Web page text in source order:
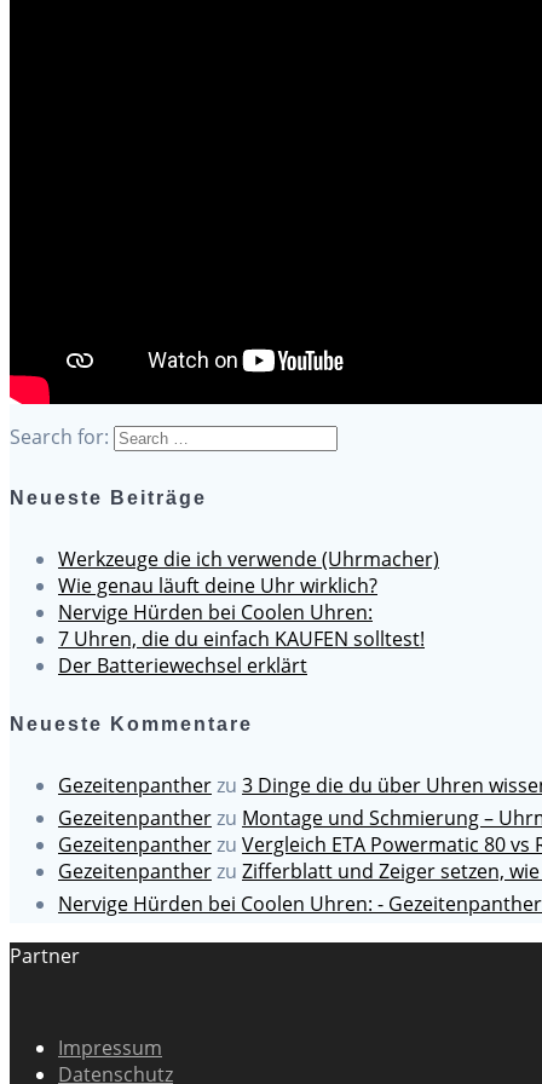
Search for:
Neueste Beiträge
Werkzeuge die ich verwende (Uhrmacher)
Wie genau läuft deine Uhr wirklich?
Nervige Hürden bei Coolen Uhren:
7 Uhren, die du einfach KAUFEN solltest!
Der Batteriewechsel erklärt
Neueste Kommentare
Gezeitenpantherzu 3 Dinge die du über Uhren
Gezeitenpantherzu Montage und Schmierung –
Gezeitenpantherzu Vergleich ETA Powermatic 80 vs
Gezeitenpantherzu Zifferblatt und Zeiger setzen, wie
Nervige Hürden bei Coolen Uhren: - Gezeitenpanther
Partner
Impressum
Datenschutz